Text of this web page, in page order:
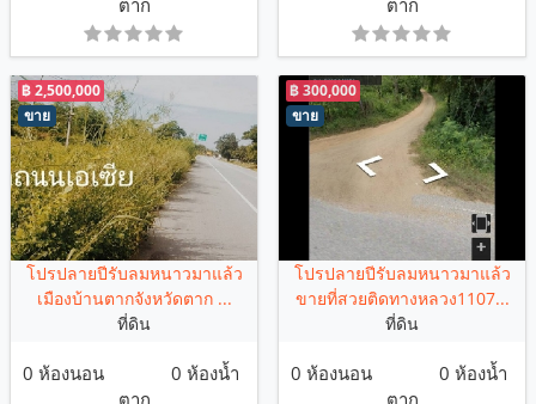
ตาก
ตาก
ขาย
฿ 2,500,000
โปรปลายปีรับลมหนาวมาแล้ว
เมืองบ้านตากจังหวัดตาก ...
ที่ดิน
0 ห้องนอน
0 ห้องน้ำ
ขาย
฿ 300,000
โปรปลายปีรับลมหนาวมาแล้ว
ขายที่สวยติดทางหลวง1107...
ที่ดิน
0 ห้องนอน
0 ห้องน้ำ